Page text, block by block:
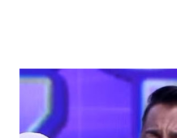
tersebut. Drs. H. Ujang
menyebut PKB saat ini
negara tanpa melihat latar